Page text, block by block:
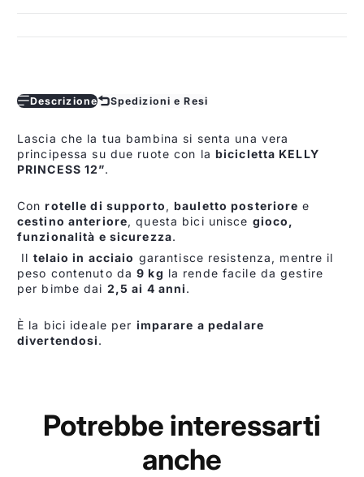
Descrizione Spedizioni e Resi
Lascia che la tua bambina si senta una vera
principessa su due ruotecon la bicicletta KELLY
PRINCESS12”.
Conrotelledi supporto ,baulettoposteriore e
cestino anteriore,questa bici unisce gioco,
funzionalità e sicurezza.
Il telaioin acciaio garantisce resistenza, mentre il
peso contenuto da9kg la rende facile dagestire
per bimbedai 2,5ai 4 anni.
È la bici ideale per imparare a pedalare
divertendosi.
Potrebbe interessarti
anche